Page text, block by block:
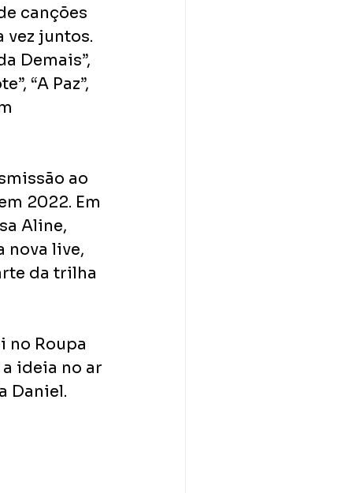
canções​
vez juntos.​
Demais”,​
“A Paz”,​
ao​
2022.​ Em
Aline,​
nova live,​
da trilha
no Roupa​
ideia no​ ar
Daniel.